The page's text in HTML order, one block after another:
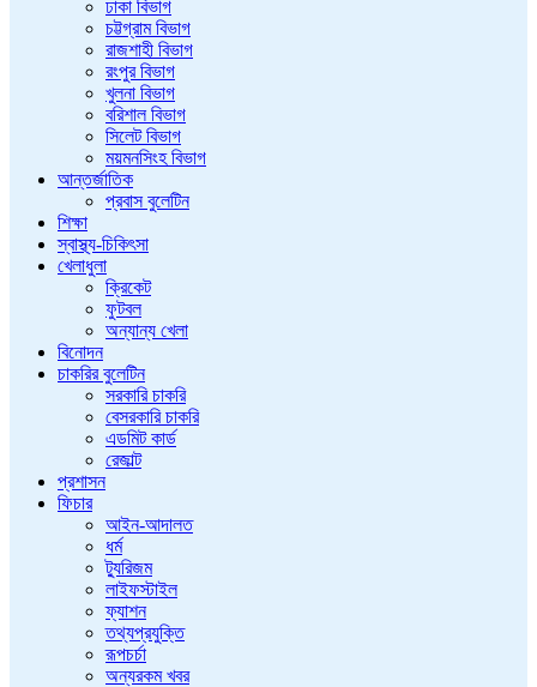
ঢাকা বিভাগ
চট্টগ্রাম বিভাগ
রাজশাহী বিভাগ
রংপুর বিভাগ
খুলনা বিভাগ
বরিশাল বিভাগ
সিলেট বিভাগ
ময়মনসিংহ বিভাগ
আন্তর্জাতিক
প্রবাস বুলেটিন
শিক্ষা
স্বাস্থ্য-চিকিৎসা
খেলাধুলা
ক্রিকেট
ফুটবল
অন্যান্য খেলা
বিনোদন
চাকরির বুলেটিন
সরকারি চাকরি
বেসরকারি চাকরি
এডমিট কার্ড
রেজাল্ট
প্রশাসন
ফিচার
আইন-আদালত
ধর্ম
ট্যুরিজম
লাইফস্টাইল
ফ্যাশন
তথ্যপ্রযুক্তি
রূপচর্চা
অন্যরকম খবর